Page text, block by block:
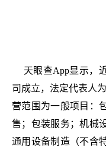
天眼查App显示，
司成立，法定代表人
营范围为一般项目：
售；包装服务；机械
通用设备制造（不含